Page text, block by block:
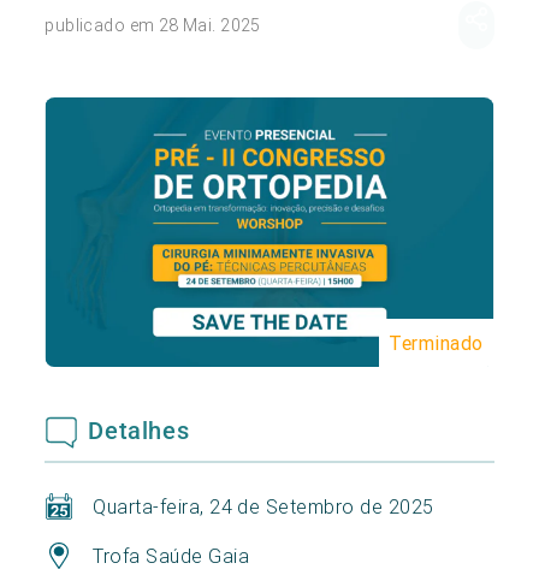
publicado em 28 Mai. 2025
Terminado
Detalhes
Quarta-feira, 24 de Setembro de 2025
Trofa Saúde Gaia